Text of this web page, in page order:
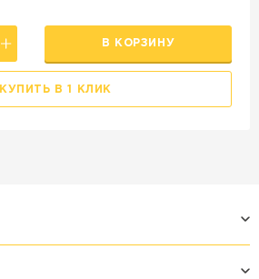
В КОРЗИНУ
КУПИТЬ В 1 КЛИК